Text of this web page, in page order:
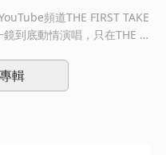
頻道THE FIRST TAKE
到底動情演唱，只在THE FI
輯